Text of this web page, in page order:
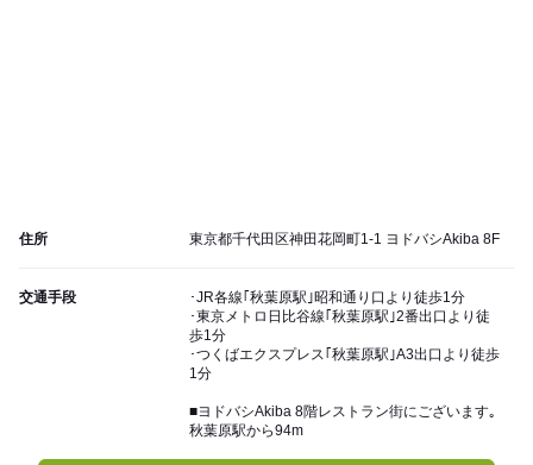
住所 東京都千代田区神田花岡町1-1 ヨドバシAkiba 8F
交通手段
･JR各線｢秋葉原駅｣昭和通り口より徒歩1分
･東京メトロ日比谷線｢秋葉原駅｣2番出口より徒
歩1分
･つくばエクスプレス｢秋葉原駅｣A3出口より徒歩
1分
■ヨドバシAkiba 8階レストラン街にございます｡
秋葉原駅から94m